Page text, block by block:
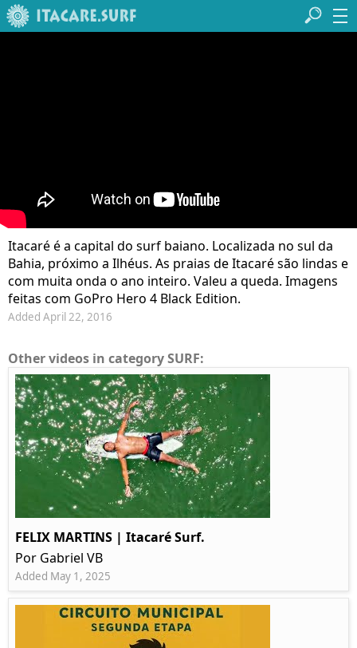
Itacaré é a capital do surf baiano. Localizada no sul da
Bahia, próximo a Ilhéus. As praias de Itacaré são lindas e
com muita onda o ano inteiro. Valeu a queda. Imagens
feitas com GoPro Hero 4 Black Edition.
Added April 22, 2016
Other videos in category SURF:
FELIX MARTINS | Itacaré Surf.
Por Gabriel VB
Added May 1, 2025